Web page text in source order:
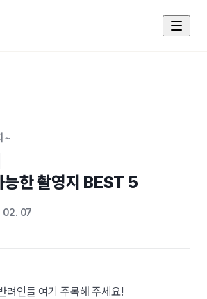
~
능한 촬영지 BEST 5
02. 07
려인들 여기 주목해 주세요!